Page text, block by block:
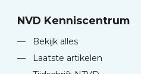
NVD Kenniscentrum
—
Bekijk alles
—
Laatste artikelen